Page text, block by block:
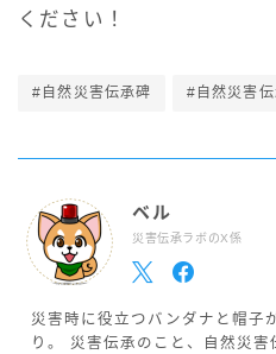
ください！
#自然災害伝承碑 #自然災害
ベル
災害伝承ラボのX係
災害時に役立つバンダナと帽子
り。 災害伝承のこと、自然災